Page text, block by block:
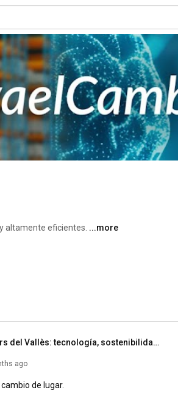
altamente eficientes. ...more
Nueva sede en Llinars del Vallès: tecnología, sostenibilidad y eficiencia en embalaje | Vilapack®
ago
de lugar.